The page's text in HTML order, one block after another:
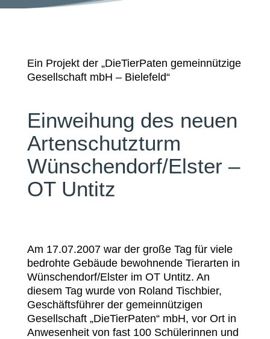
Ein Projekt der „DieTierPaten gemeinnützige
Gesellschaft mbH – Bielefeld“
Einweihung des neuen
Artenschutzturm
Wünschendorf/Elster –
OT Untitz
Am 17.07.2007 war der große Tag für viele
bedrohte Gebäude bewohnende Tierarten in
Wünschendorf/Elster im OT Untitz. An
diesem Tag wurde von Roland Tischbier,
Geschäftsführer der gemeinnützigen
Gesellschaft „DieTierPaten“ mbH, vor Ort in
Anwesenheit von fast 100 Schülerinnen und